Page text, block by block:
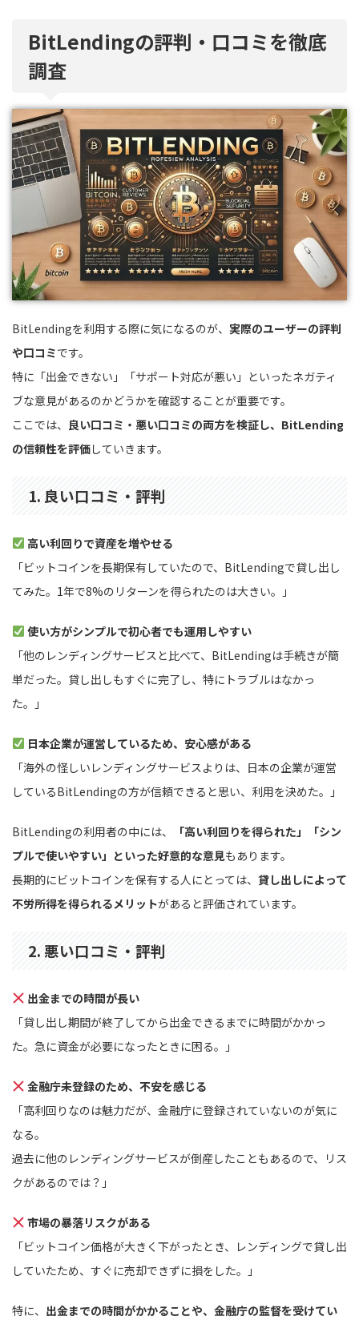
BitLendingの評判・口コミを徹底
調査
BitLendingを利用する際に気になるのが、 実際のユーザーの評判
や口コミです。
特に「出金できない」「サポート対応が悪い」といったネガティ
ブな意見があるのかどうかを確認することが重要です。
ここでは、 良い口コミ・悪い口コミの両方を検証し、BitLending
の信頼性を評価していきます。
1. 良い口コミ・評判
高い利回りで資産を増やせる
「ビットコインを長期保有していたので、BitLendingで貸し出し
てみた。1年で8%のリターンを得られたのは大きい。」
使い方がシンプルで初心者でも運用しやすい
「他のレンディングサービスと比べて、BitLendingは手続きが簡
単だった。貸し出しもすぐに完了し、特にトラブルはなかっ
た。」
日本企業が運営しているため、安心感がある
「海外の怪しいレンディングサービスよりは、日本の企業が運営
しているBitLendingの方が信頼できると思い、利用を決めた。」
BitLendingの利用者の中には、
「高い利回りを得られた」「シン
プルで使いやすい」といった好意的な意見もあります。
長期的にビットコインを保有する人にとっては、 貸し出しによって
不労所得を得られるメリットがあると評価されています。
2. 悪い口コミ・評判
出金までの時間が長い
「貸し出し期間が終了してから出金できるまでに時間がかかっ
た。急に資金が必要になったときに困る。」
金融庁未登録のため、不安を感じる
「高利回りなのは魅力だが、金融庁に登録されていないのが気に
なる。
過去に他のレンディングサービスが倒産したこともあるので、リス
クがあるのでは？」
市場の暴落リスクがある
「ビットコイン価格が大きく下がったとき、レンディングで貸し出
していたため、すぐに売却できずに損をした。」
特に、 出金までの時間がかかることや、金融庁の監督を受けてい